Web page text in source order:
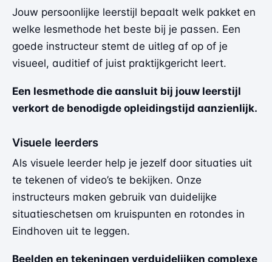
Jouw persoonlijke leerstijl bepaalt welk pakket en
welke lesmethode het beste bij je passen. Een
goede instructeur stemt de uitleg af op of je
visueel, auditief of juist praktijkgericht leert.
Een lesmethode die aansluit bij jouw leerstijl
verkort de benodigde opleidingstijd aanzienlijk.
Visuele leerders
Als visuele leerder help je jezelf door situaties uit
te tekenen of video’s te bekijken. Onze
instructeurs maken gebruik van duidelijke
situatieschetsen om kruispunten en rotondes in
Eindhoven uit te leggen.
Beelden en tekeningen verduidelijken complexe